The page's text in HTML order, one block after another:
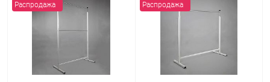
Распродажа
Распродажа